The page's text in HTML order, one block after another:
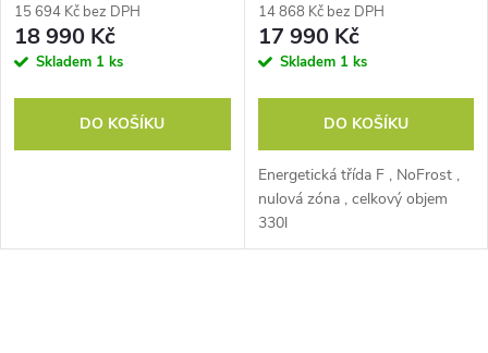
15 694 Kč bez DPH
18 990 Kč
Skladem 1 ks
DO KOŠÍKU
14 868 Kč bez DPH
17 990 Kč
Skladem 1 ks
DO KOŠÍKU
Energetická třída F , NoFrost ,
nulová zóna , celkový objem
330l